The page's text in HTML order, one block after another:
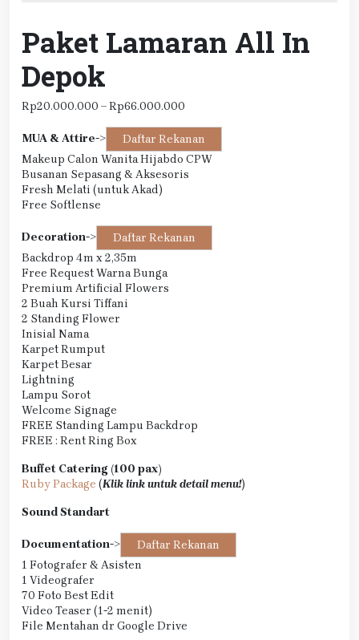
Paket Lamaran All In
Depok
Rp20.000.000 –Rp66.000.000
Rp20.000.000
hingga
Rp66.000.000
MUA & Attire->
Daftar Rekanan
Makeup Calon Wanita Hijabdo CPW
Busanan Sepasang & Aksesoris
Fresh Melati (untuk Akad)
Free Softlense
Decoration->
Daftar Rekanan
Backdrop 4m x 2,35m
Free Request Warna Bunga
Premium Artificial Flowers
2 Buah Kursi Tiffani
2 Standing Flower
Inisial Nama
Karpet Rumput
Karpet Besar
Lightning
Lampu Sorot
Welcome Signage
FREE Standing Lampu Backdrop
FREE : Rent Ring Box
Buffet Catering (100 pax)
Ruby Package (Klik link untuk detail menu!)
Sound Standart
Documentation->
Daftar Rekanan
1 Fotografer & Asisten
1 Videografer
70 Foto Best Edit
Video Teaser (1-2 menit)
File Mentahan dr Google Drive